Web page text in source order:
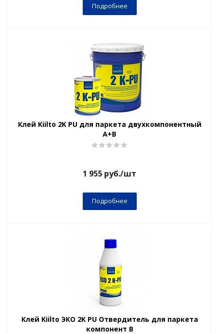
Подробнее
Клей Kiilto 2K PU для паркета двухкомпонентный
A+B
1 955 руб./шт
Подробнее
Клей Kiilto ЭКО 2K PU Отвердитель для паркета
компонент B